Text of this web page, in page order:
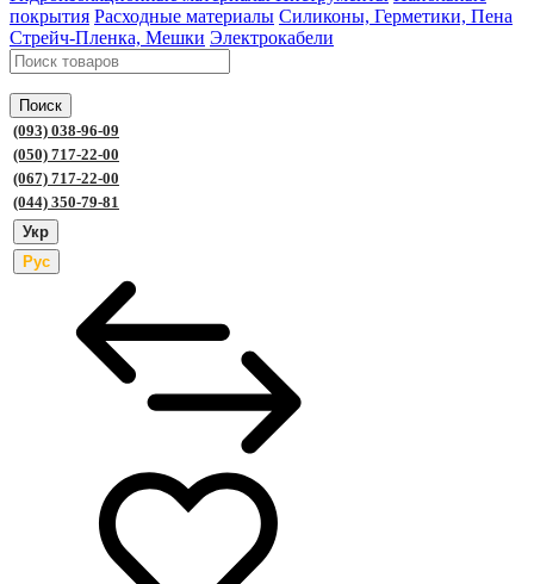
покрытия Расходные материалы Силиконы, Герметики, Пена
Стрейч-Пленка, Мешки Электрокабели
Поиск
(093) 038-96-09
(050) 717-22-00
(067) 717-22-00
(044) 350-79-81
Укр
Рус